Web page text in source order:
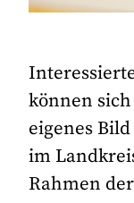
können
eigenes
im
Rahmen